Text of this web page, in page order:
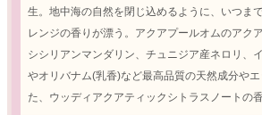
生。地中海の自然を閉じ込めるように、いつま
レンジの香りが漂う。アクアプールオムのアク
シシリアンマンダリン、チュニジア産ネロリ、
やオリバナム(乳香)など最高品質の天然成分や
た、ウッディアクアティックシトラスノートの